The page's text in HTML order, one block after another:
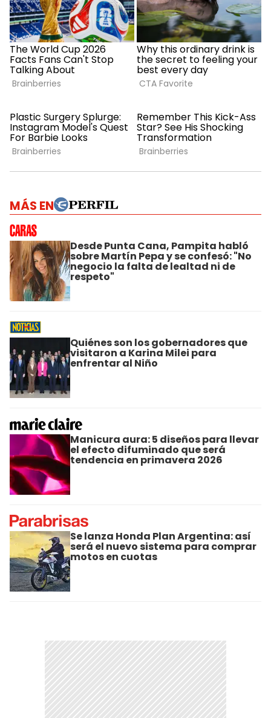
MÁS EN
Desde Punta Cana, Pampita habló
sobre Martín Pepa y se confesó: "No
negocio la falta de lealtad ni de
respeto"
Quiénes son los gobernadores que
visitaron a Karina Milei para
enfrentar al Niño
Manicura aura: 5 diseños para llevar
el efecto difuminado que será
tendencia en primavera 2026
Se lanza Honda Plan Argentina: así
será el nuevo sistema para comprar
motos en cuotas